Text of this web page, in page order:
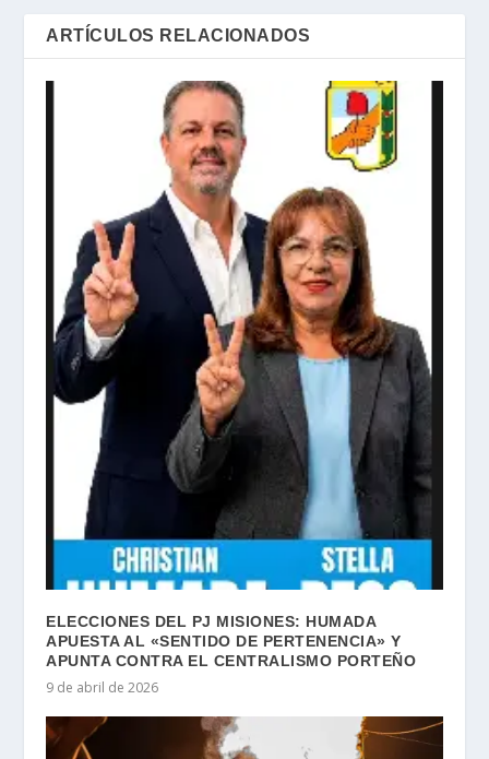
ARTÍCULOS RELACIONADOS
ELECCIONES DEL PJ MISIONES: HUMADA
APUESTA AL «SENTIDO DE PERTENENCIA» Y
APUNTA CONTRA EL CENTRALISMO PORTEÑO
9 de abril de 2026